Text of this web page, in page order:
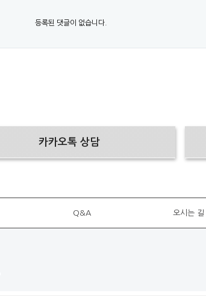
등록된 댓글이 없습니다.
카카오톡 상담
Q&A 오시는 길